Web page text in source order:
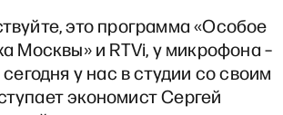
это программа «Особое
Москвы» и RTVi, у микрофона –
у нас в студии со своим
экономист Сергей